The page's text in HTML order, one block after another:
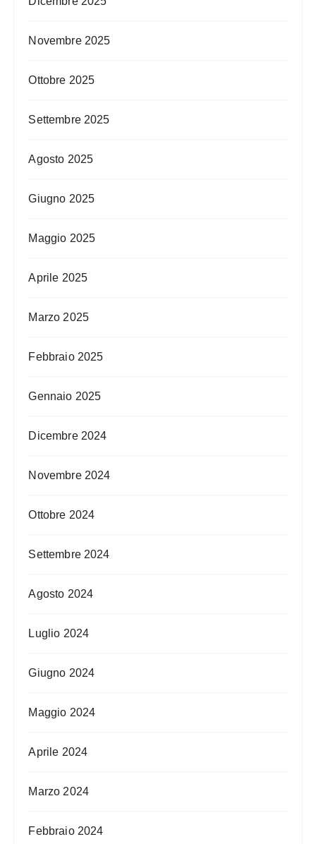
Novembre 2025
Ottobre 2025
Settembre 2025
Agosto 2025
Giugno 2025
Maggio 2025
Aprile 2025
Marzo 2025
Febbraio 2025
Gennaio 2025
Dicembre 2024
Novembre 2024
Ottobre 2024
Settembre 2024
Agosto 2024
Luglio 2024
Giugno 2024
Maggio 2024
Aprile 2024
Marzo 2024
Febbraio 2024